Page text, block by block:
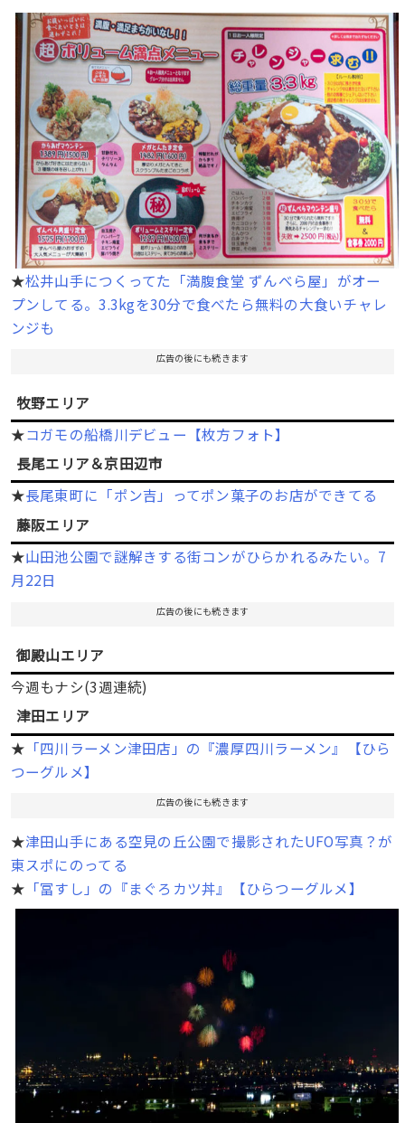
★松井山手につくってた「満腹食堂 ずんべら屋」がオー
プンしてる。3.3kgを30分で食べたら無料の大食いチャレ
ンジも
広告の後にも続きます
牧野エリア
★コガモの船橋川デビュー【枚方フォト】
長尾エリア＆京田辺市
★長尾東町に「ポン吉」ってポン菓子のお店ができてる
藤阪エリア
★山田池公園で謎解きする街コンがひらかれるみたい。7
月22日
広告の後にも続きます
御殿山エリア
今週もナシ(3週連続)
津田エリア
★ 「四川ラーメン津田店」の『濃厚四川ラーメン』【ひら
つーグルメ】
広告の後にも続きます
★津田山手にある空見の丘公園で撮影されたUFO写真？が
東スポにのってる
★ 「冨すし」の『まぐろカツ丼』【ひらつーグルメ】